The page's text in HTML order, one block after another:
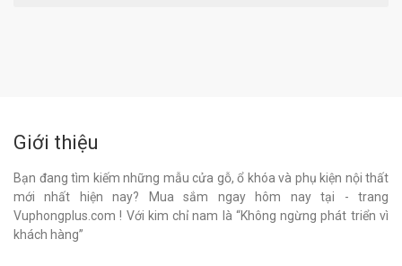
Giới thiệu
Bạn đang tìm kiếm những mẫu cửa gỗ, ổ khóa và phụ kiện nội thất
mới nhất hiện nay? Mua sắm ngay hôm nay tại - trang
Vuphongplus.com ! Với kim chỉ nam là “Không ngừng phát triển vì
khách hàng”